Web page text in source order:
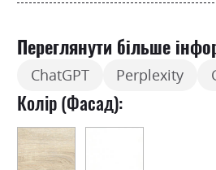
Переглянути більше
ChatGPT Perplexity
Колір (Фасад):